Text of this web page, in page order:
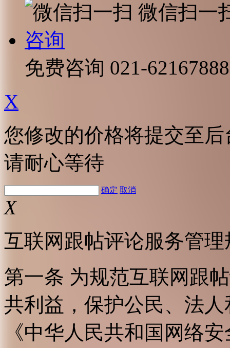
微信扫一
咨询
免费咨询 021-62167888
X
您修改的价格将提交至
请耐心等待
确定 取消
X
互联网跟帖评论服务管理
第一条 为规范互联网跟
共利益，保护公民、法
《中华人民共和国网络